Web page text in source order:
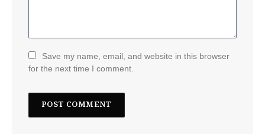
Save my name, email, and website in this browser
for the next time I comment.